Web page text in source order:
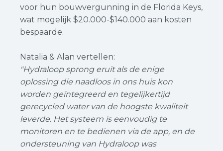
voor hun bouwvergunning in de Florida Keys,
wat mogelijk $20.000-$140.000 aan kosten
bespaarde.
Natalia & Alan vertellen:
"Hydraloop sprong eruit als de enige
oplossing die naadloos in ons huis kon
worden geïntegreerd en tegelijkertijd
gerecycled water van de hoogste kwaliteit
leverde. Het systeem is eenvoudig te
monitoren en te bedienen via de app, en de
ondersteuning van Hydraloop was